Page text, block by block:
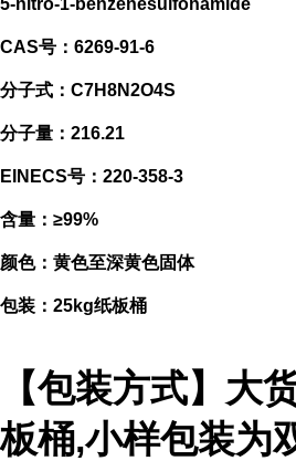
5-nitro-1-benzenesulfonamide
CAS号：6269-91-6
分子式：C7H8N2O4S
分子量：216.21
EINECS号：220-358-3
含量：≥99%
颜色：黄色至深黄色固体
包装：25kg纸板桶
【包装方式】大
板桶,小样包装为